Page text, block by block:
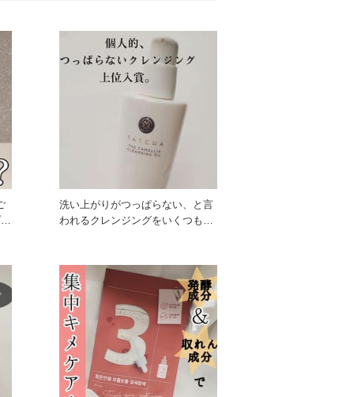
洗い上がりがつっぱらない、と言
われるクレンジングをいくつも試